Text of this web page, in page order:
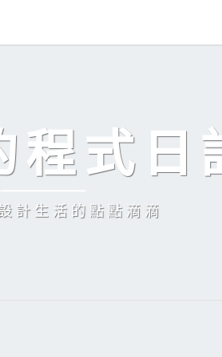
程式日
計生活的點點滴滴